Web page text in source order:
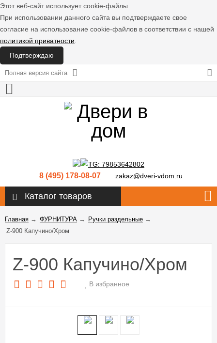
Этот веб-сайт использует cookie-файлы.
При использовании данного сайта вы подтверждаете свое
согласие на использование cookie-файлов в соответствии с нашей
политикой приватности
Подтверждаю
Полная версия сайта
8 (495) 178-08-07 zakaz@dveri-vdom.ru
Каталог товаров
Главная → ФУРНИТУРА → Ручки раздельные →
Z-900 Капучино/Хром
Z-900 Капучино/Хром
В избранное